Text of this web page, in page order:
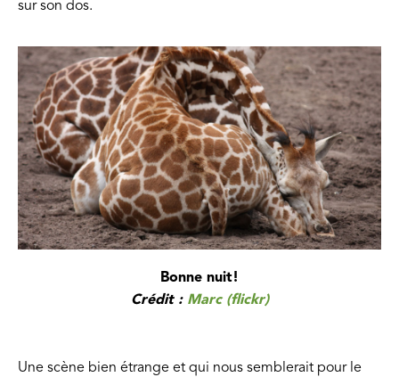
sur son dos.
Bonne nuit!
Crédit : Marc (flickr)
Une scène bien étrange et qui nous semblerait pour le